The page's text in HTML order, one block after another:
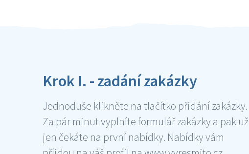
Krok I. - zadání zakázky
Jednoduše klikněte na tlačítko přidání zakázky.
Za pár minut vyplníte formulář zakázky a pak už
jen čekáte na první nabídky. Nabídky vám